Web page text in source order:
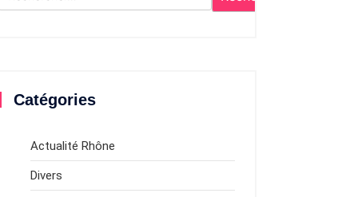
Catégories
Actualité Rhône
Divers